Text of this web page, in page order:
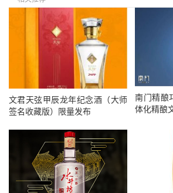
文君天弦甲辰龙年纪念酒（大师
签名收藏版）限量发布
南门精酿
体化精酿